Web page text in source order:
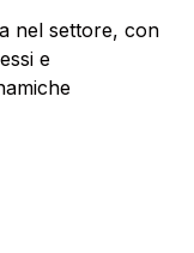
nel settore, con
e